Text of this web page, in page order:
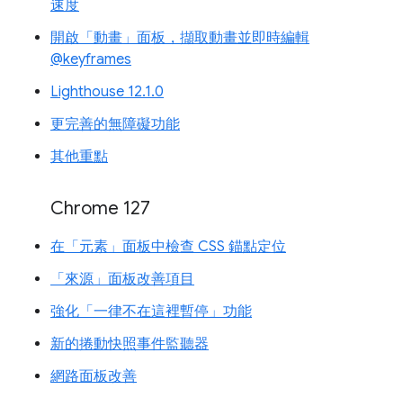
速度
開啟「動畫」面板，擷取動畫並即時編輯
@keyframes
Lighthouse 12.1.0
更完善的無障礙功能
其他重點
Chrome 127
在「元素」面板中檢查 CSS 錨點定位
「來源」面板改善項目
強化「一律不在這裡暫停」功能
新的捲動快照事件監聽器
網路面板改善